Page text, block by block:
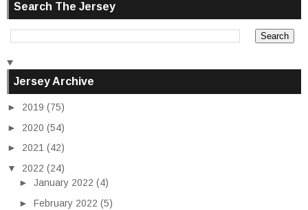
Search The Jersey
Jersey Archive
► 2019 (75)
► 2020 (54)
► 2021 (42)
▼ 2022 (24)
► January 2022 (4)
► February 2022 (5)